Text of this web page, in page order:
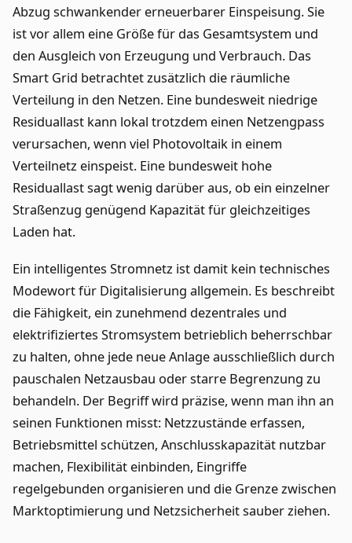
Abzug schwankender erneuerbarer Einspeisung. Sie
ist vor allem eine Größe für das Gesamtsystem und
den Ausgleich von Erzeugung und Verbrauch. Das
Smart Grid betrachtet zusätzlich die räumliche
Verteilung in den Netzen. Eine bundesweit niedrige
Residuallast kann lokal trotzdem einen Netzengpass
verursachen, wenn viel Photovoltaik in einem
Verteilnetz einspeist. Eine bundesweit hohe
Residuallast sagt wenig darüber aus, ob ein einzelner
Straßenzug genügend Kapazität für gleichzeitiges
Laden hat.
Ein intelligentes Stromnetz ist damit kein technisches
Modewort für Digitalisierung allgemein. Es beschreibt
die Fähigkeit, ein zunehmend dezentrales und
elektrifiziertes Stromsystem betrieblich beherrschbar
zu halten, ohne jede neue Anlage ausschließlich durch
pauschalen Netzausbau oder starre Begrenzung zu
behandeln. Der Begriff wird präzise, wenn man ihn an
seinen Funktionen misst: Netzzustände erfassen,
Betriebsmittel schützen, Anschlusskapazität nutzbar
machen, Flexibilität einbinden, Eingriffe
regelgebunden organisieren und die Grenze zwischen
Marktoptimierung und Netzsicherheit sauber ziehen.